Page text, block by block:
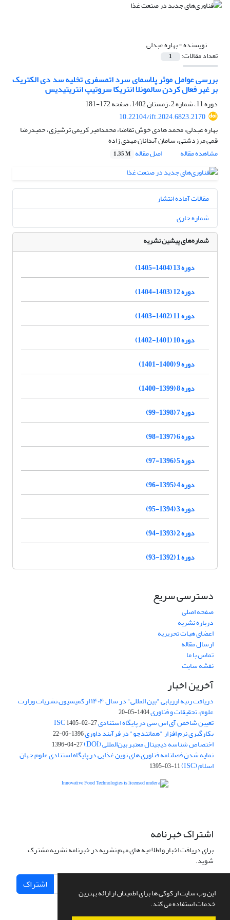
این وب سایت از کوکی ها برای اطمینان از ارائه بهترین
خدمات استفاده می کند.
نویسنده =بهاره عبدلی
تعداد مقالات: 1
بررسی عوامل موثر پلاسمای سرد اتمسفری تخلیه سد دی الکتریک
بر غیر فعال کردن سالمونلا انتریکا سروتیپ انتریتیدیس
دوره 11، شماره 2، زمستان 1402، صفحه
172-181
10.22104/ift.2024.6823.2170
بهاره عبدلی، محمد هادی خوش تقاضا، محمدامیر کریمی ترشیزی، حمیدرضا
قمی مرزدشتی، سامان آبدانان مهدی زاده
مشاهده مقاله
اصل مقاله 1.35 M
مقالات آماده انتشار
شماره جاری
شماره‌های پیشین نشریه
دوره 13 (1404-1405)
دوره 12 (1403-1404)
دوره 11 (1402-1403)
دوره 10 (1401-1402)
دوره 9 (1400-1401)
دوره 8 (1399-1400)
دوره 7 (1398-99)
دوره 6 (1397-98)
دوره 5 (1396-97)
دوره 4 (1395-96)
دوره 3 (1394-95)
دوره 2 (1393-94)
دوره 1 (1392-93)
دسترسی سریع
صفحه اصلی
درباره نشریه
اعضای هیات تحریریه
ارسال مقاله
تماس با ما
نقشه سایت
آخرین اخبار
دریافت رتبه ارزیابی "بین المللی" در سال ۱۴۰۴ از کمیسیون نشریات وزارت
علوم، تحقیقات و فناوری1404-05-20
تعیین شاخص آی اس سی در پایگاه استنادی ISC1405-02-27
بکارگیری نرم افزار "همانندجو" در فرآیند داوری1396-06-22
اختصاص شناسه دیجیتال معتبر بین‌المللی (DOI) 1396-04-27
نمایه شدن فصلنامه فناوری های نوین غذایی در پایگاه استنادی علوم جهان
اسلام (ISC) 1395-03-11
اشتراک خبرنامه
برای دریافت اخبار و اطلاعیه های مهم نشریه در خبرنامه نشریه مشترک
شوید.
اشتراک